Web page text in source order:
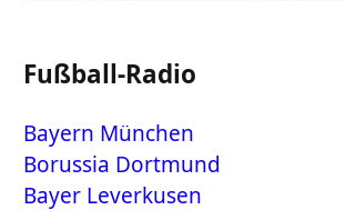
Fußball-Radio
Bayern München
Borussia Dortmund
Bayer Leverkusen